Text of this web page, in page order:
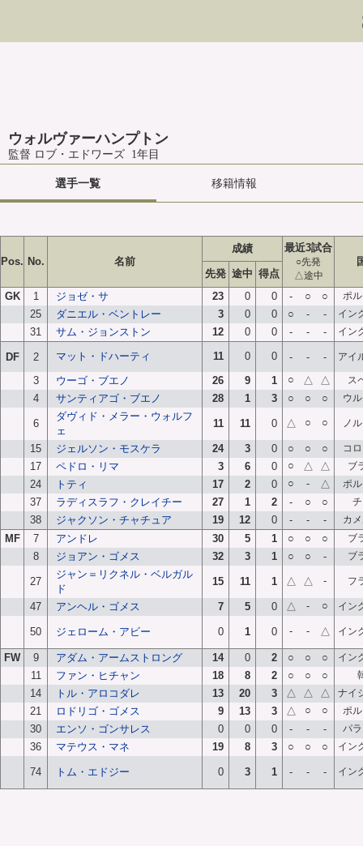
ウォルヴァーハンプトン
監督 ロブ・エドワーズ 1年目
選手一覧 移籍情報
Pos. No. 名前
成績 最近3試合
○先発
△途中
先発 途中 得点
GK
1 ジョゼ・サ 23 0 0 - ○ ○ ポ
25 ダニエル・ベントレー 3 0 0 ○ - - イン
31 サム・ジョンストン 12 0 0 - - - イン
DF 2 マット・ドハーティ 11 0 0 - - - アイ
3 ウーゴ・ブエノ 26 9 1 ○ △ △ ス
4 サンティアゴ・ブエノ 28 1 3 ○ ○ ○ ウ
6
ダヴィド・メラー・ウォルフ
ェ
11 11 0 △ ○ ○ ノ
15 ジェルソン・モスケラ 24 3 0 ○ ○ ○ コ
17 ペドロ・リマ 3 6 0 ○ △ △ ブ
24 トティ 17 2 0 ○ - △ ポ
37 ラディスラフ・クレイチー 27 1 2 - ○ ○
38 ジャクソン・チャチュア 19 12 0 - - - カ
MF 7 アンドレ 30 5 1 ○ ○ ○ ブ
8 ジョアン・ゴメス 32 3 1 ○ ○ - ブ
27
ジャン＝リクネル・ベルガル
ド
15 11 1 △ △ - フ
47 アンヘル・ゴメス 7 5 0 △ - ○ イン
50 ジェローム・アビー 0 1 0 - - △ イン
FW 9 アダム・アームストロング 14 0 2 ○ ○ ○ イン
11 ファン・ヒチャン 18 8 2 ○ ○ ○
14 トル・アロコダレ 13 20 3 △ △ △ ナイ
21 ロドリゴ・ゴメス 9 13 3 △ ○ ○ ポ
30 エンソ・ゴンサレス 0 0 0 - - - パ
36 マテウス・マネ 19 8 3 ○ ○ ○ イン
74 トム・エドジー 0 3 1 - - - イン